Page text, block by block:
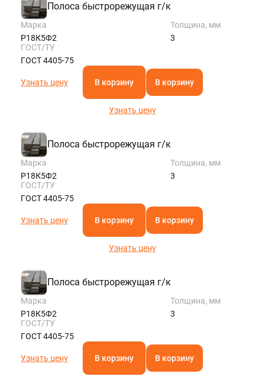
Полоса быстрорежущая г/к
Марка
Р18К5Ф2
Толщина, мм
3
ГОСТ/ТУ
ГОСТ 4405-75
Узнать цену В корзину В корзину
Узнать цену
Полоса быстрорежущая г/к
Марка
Р18К5Ф2
Толщина, мм
3
ГОСТ/ТУ
ГОСТ 4405-75
Узнать цену В корзину В корзину
Узнать цену
Полоса быстрорежущая г/к
Марка
Р18К5Ф2
Толщина, мм
3
ГОСТ/ТУ
ГОСТ 4405-75
Узнать цену В корзину В корзину